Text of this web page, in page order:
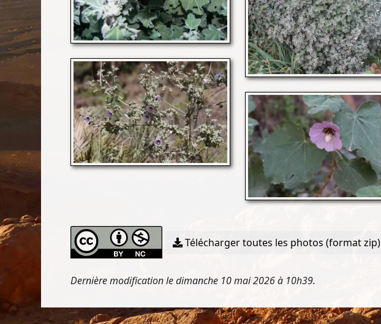
Télécharger toutes les photos (format zip)
Dernière modification le dimanche 10 mai 2026 à 10h39.